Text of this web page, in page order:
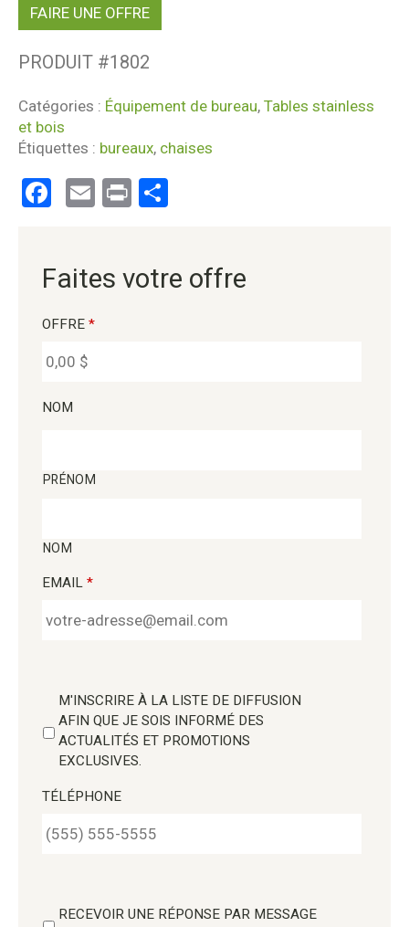
FAIRE UNE OFFRE
PRODUIT #1802
Catégories : Équipement de bureau, Tables stainless
et bois
Étiquettes : bureaux, chaises
Facebook
Email
Print
Faites votre offre
OFFRE *
NOM
PRÉNOM
NOM
EMAIL *
M'INSCRIRE À LA LISTE DE DIFFUSION
AFIN QUE JE SOIS INFORMÉ DES
ACTUALITÉS ET PROMOTIONS
EXCLUSIVES.
TÉLÉPHONE
RECEVOIR UNE RÉPONSE PAR MESSAGE